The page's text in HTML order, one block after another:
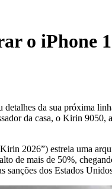
o iPhone
da sua próxima
da casa, o Kirin 9050,
2026”) estreia uma
de mais de 50%,
sanções dos Estados